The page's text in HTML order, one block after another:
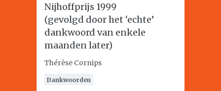
Nijhoffprijs 1999
(gevolgd door het ‘echte’
dankwoord van enkele
maanden later)
Thérèse Cornips
Dankwoorden